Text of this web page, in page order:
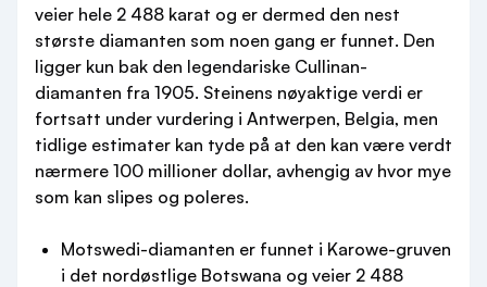
veier hele 2 488 karat og er dermed den nest
største diamanten som noen gang er funnet. Den
ligger kun bak den legendariske Cullinan-
diamanten fra 1905. Steinens nøyaktige verdi er
fortsatt under vurdering i Antwerpen, Belgia, men
tidlige estimater kan tyde på at den kan være verdt
nærmere 100 millioner dollar, avhengig av hvor mye
som kan slipes og poleres.
Motswedi-diamanten er funnet i Karowe-gruven
i det nordøstlige Botswana og veier 2 488